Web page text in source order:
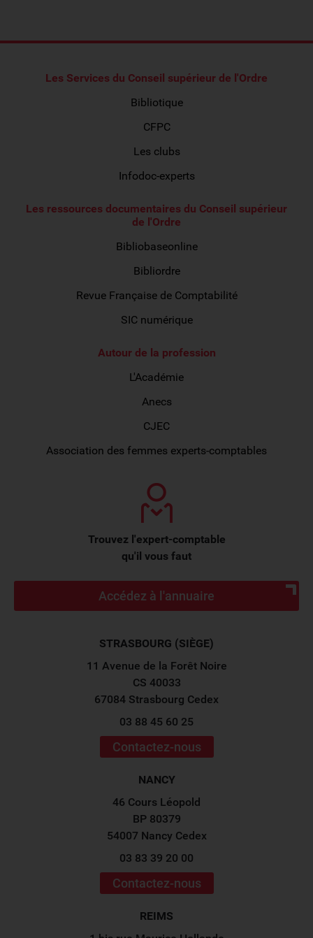
Les Services du Conseil supérieur de l'Ordre
Bibliotique
CFPC
Les clubs
Infodoc-experts
Les ressources documentaires du Conseil supérieur
de l'Ordre
Bibliobaseonline
Bibliordre
Revue Française de Comptabilité
SIC numérique
Autour de la profession
L'Académie
Anecs
CJEC
Association des femmes experts-comptables
Trouvez l'expert-comptable
qu'il vous faut
Accédez à l'annuaire
STRASBOURG (SIÈGE)
11 Avenue de la Forêt Noire
CS 40033
67084 Strasbourg Cedex
03 88 45 60 25
Contactez-nous
NANCY
46 Cours Léopold
BP 80379
54007 Nancy Cedex
03 83 39 20 00
Contactez-nous
REIMS